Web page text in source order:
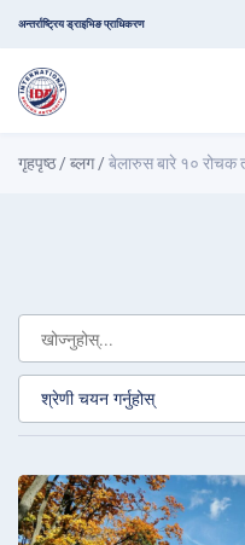
अन्तर्राष्ट्रिय ड्राइभिङ प्राधिकरण
गृहपृष्ठ/ब्लग/बेलारुस बारे १० रोचक